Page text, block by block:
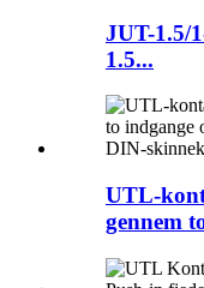
JUT-1.5/
1.5...
UTL-
gennem